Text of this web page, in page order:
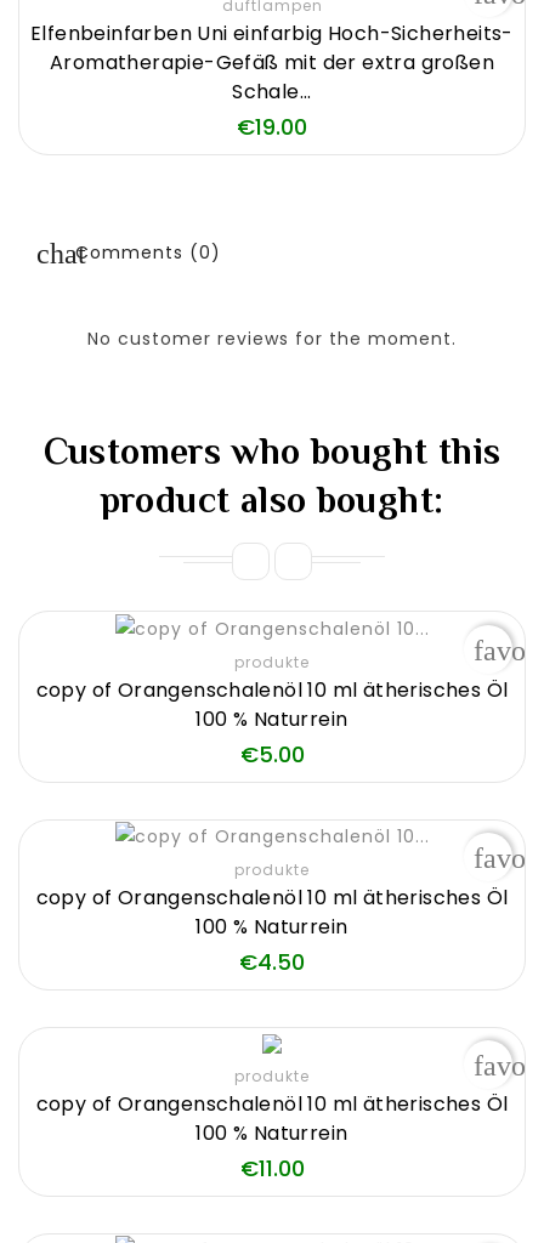
duftlampen
Elfenbeinfarben Uni einfarbig Hoch-Sicherheits-
Aromatherapie-Gefäß mit der extra großen
Schale...
€19.00
Comments (0)
No customer reviews for the moment.
Customers who bought this
product also bought:
produkte
copy of Orangenschalenöl 10 ml ätherisches Öl
100 % Naturrein
€5.00Price
produkte
copy of Orangenschalenöl 10 ml ätherisches Öl
100 % Naturrein
€4.50
produkte
copy of Orangenschalenöl 10 ml ätherisches Öl
100 % Naturrein
€11.00Price